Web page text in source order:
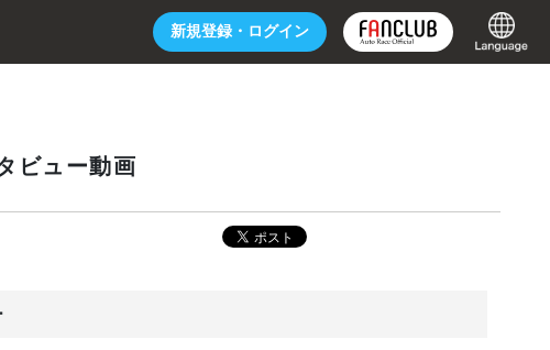
新規登録・ ログイン
ビュー動画